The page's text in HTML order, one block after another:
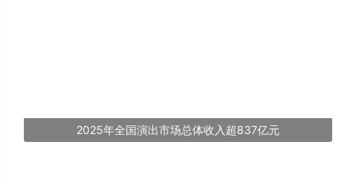
2025年全国演出市场总体收入超837亿元